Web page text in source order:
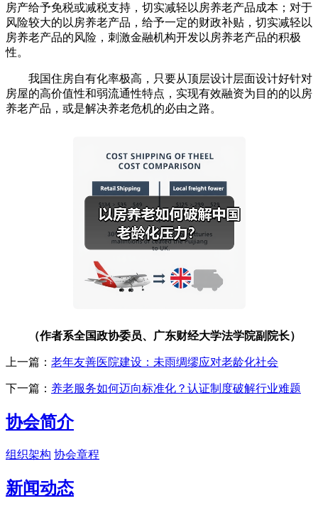
房产给予免税或减税支持，切实减轻以房养老产品成本；对于
风险较大的以房养老产品，给予一定的财政补贴，切实减轻以
房养老产品的风险，刺激金融机构开发以房养老产品的积极
性。
我国住房自有化率极高，只要从顶层设计层面设计好针对
房屋的高价值性和弱流通性特点，实现有效融资为目的的以房
养老产品，或是解决养老危机的必由之路。
（作者系全国政协委员、广东财经大学法学院副院长）
上一篇： 老年友善医院建设：未雨绸缪应对老龄化社会
下一篇： 养老服务如何迈向标准化？认证制度破解行业难题
协会简介
组织架构 协会章程
新闻动态